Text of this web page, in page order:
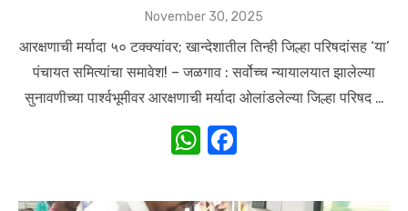
Posted
November 30, 2025
आरक्षणाची मर्यादा ५० टक्क्यांवर; खान्देशातील तिन्ही जिल्हा परिषदांसह ‘या’
पंचायत समित्यांचा समावेश! – जळगाव : सर्वोच्च न्यायालयात झालेल्या
सुनावणीच्या पार्श्वभूमीवर आरक्षणाची मर्यादा ओलांडलेल्या जिल्हा परिषद …
W
at c